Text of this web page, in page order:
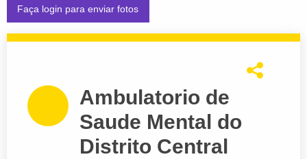
Faça login para enviar fotos
Ambulatorio de
Saude Mental do
Distrito Central